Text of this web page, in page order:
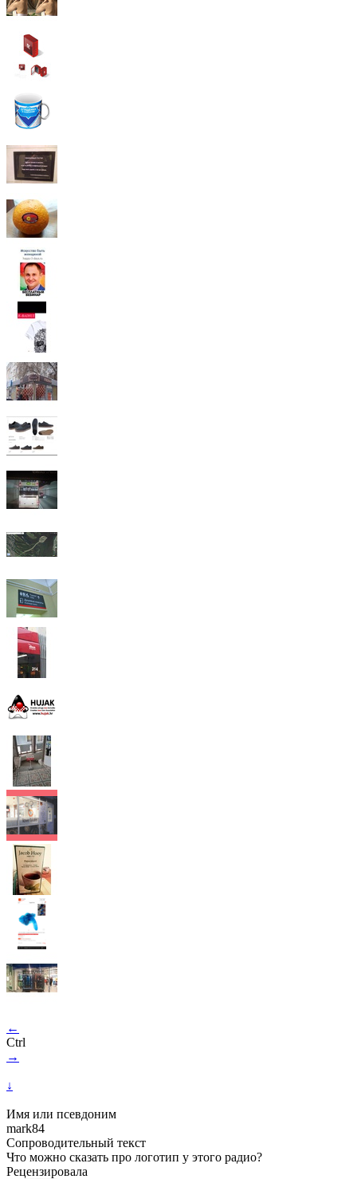
←
Ctrl
→
↓
Имя или псевдоним
mark84
Сопроводительный текст
Что можно сказать про логотип у этого радио?
Рецензировала